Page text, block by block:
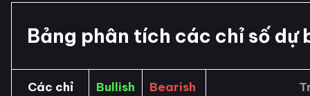
Bảng phân tích các chỉ số dự
Các chỉ
Bullish Bearish